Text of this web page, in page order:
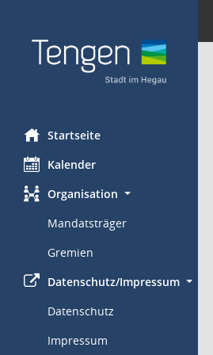
Startseite
Kalender
Organisation
Mandatsträger
Gremien
Datenschutz/Impressum
Datenschutz
Impressum